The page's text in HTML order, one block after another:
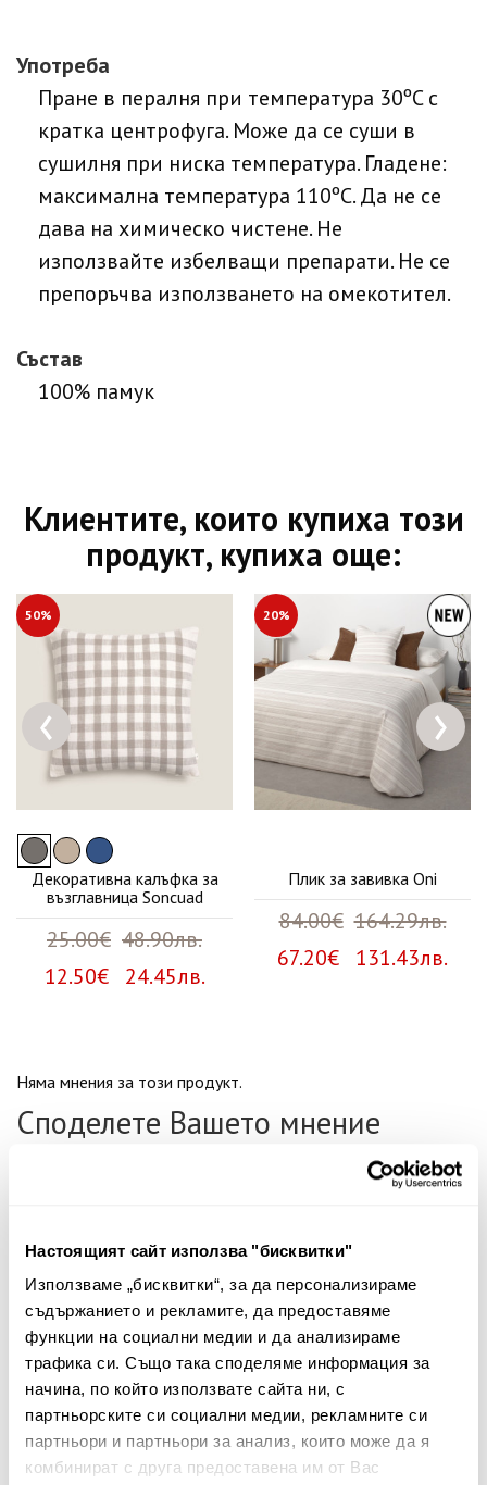
Настоящият сайт използва "бисквитки"
Използваме „бисквитки“, за да персонализираме
съдържанието и рекламите, да предоставяме
функции на социални медии и да анализираме
трафика си. Също така споделяме информация за
начина, по който използвате сайта ни, с
партньорските си социални медии, рекламните си
партньори и партньори за анализ, които може да я
комбинират с друга предоставена им от Вас
Употреба
Пране в пералня при температура 30ºC с
кратка центрофуга. Може да се суши в
сушилня при ниска температура. Гладене:
максимална температура 110ºC. Да не се
дава на химическо чистене. Не
използвайте избелващи препарати. Не се
препоръчва използването на омекотител.
Състав
100% памук
Клиентите, които купиха този
продукт, купиха още:
50%
Декоративна калъфка за
възглавница Soncuad
25.00€ 48.90лв.
12.50€ 24.45лв.
20%
Плик за завивка Oni
84.00€ 164.29лв.
67.20€ 131.43лв.
‹ ›
Няма мнения за този продукт.
Споделете Вашето мнение